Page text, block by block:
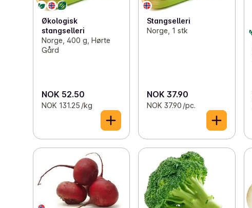
Økologisk
stangselleri
Norge, 400 g, Hørte
Gård
NOK 52.50
NOK 131.25 /kg
Stangselleri
Norge, 1 stk
NOK 37.90
NOK 37.90 /pc.